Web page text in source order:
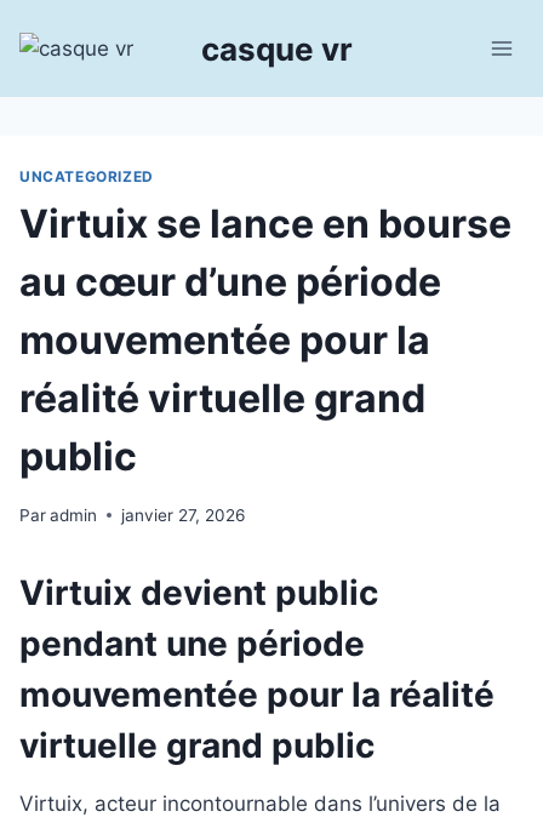
au
casque vr
UNCATEGORIZED
Virtuix se lance en bourse
au cœur d’une période
mouvementée pour la
réalité virtuelle grand
public
Paradmin janvier 27, 2026
Virtuix devient public
pendant une période
mouvementée pour la réalité
virtuelle grand public
Virtuix, acteur incontournable dans l’univers de la